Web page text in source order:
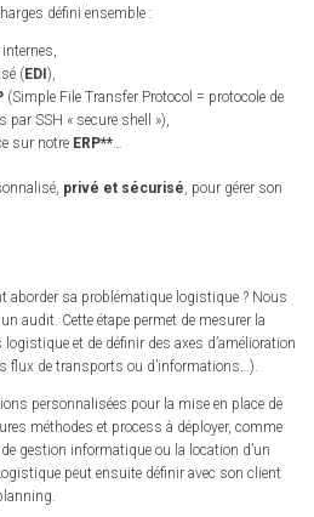
défini ensemble :
(EDI),
(Simple File Transfer Protocol = protocole de
SSH « secure shell »),
sur notre ERP**
privé et sécurisé , pour gérer son
aborder sa problématique logistique ? Nous
audit. Cette étape permet de mesurer la
et de définir des axes d’amélioration
flux de transports ou d’informations…).
personnalisées pour la mise en place de
méthodes et process à déployer, comme
gestion informatique ou la location d’un
peut ensuite définir avec son client